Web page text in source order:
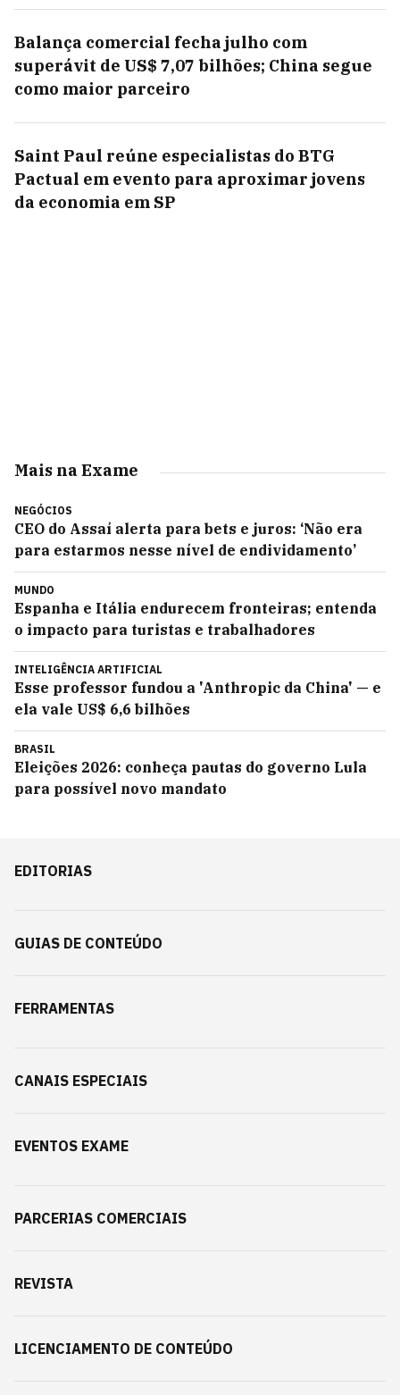
Balança comercial fecha julho com
superávit de US$ 7,07 bilhões; China segue
como maior parceiro
Saint Paul reúne especialistas do BTG
Pactual em evento para aproximar jovens
da economia em SP
Mais na Exame
NEGÓCIOS
CEO do Assaí alerta para bets e juros: ‘Não era
para estarmos nesse nível de endividamento’
MUNDO
Espanha e Itália endurecem fronteiras; entenda
o impacto para turistas e trabalhadores
INTELIGÊNCIA ARTIFICIAL
Esse professor fundou a 'Anthropic da China' — e
ela vale US$ 6,6 bilhões
BRASIL
Eleições 2026: conheça pautas do governo Lula
para possível novo mandato
EDITORIAS
GUIAS DE CONTEÚDO
FERRAMENTAS
CANAIS ESPECIAIS
EVENTOS EXAME
PARCERIAS COMERCIAIS
REVISTA
LICENCIAMENTO DE CONTEÚDO